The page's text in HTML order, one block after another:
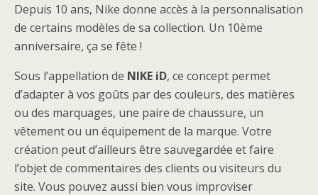
Depuis 10 ans, Nike donne accès à la personnalisation
de certains modèles de sa collection. Un 10ème
anniversaire, ça se fête !
Sous l’appellation de NIKE iD, ce concept permet
d’adapter à vos goûts par des couleurs, des matières
ou des marquages, une paire de chaussure, un
vêtement ou un équipement de la marque. Votre
création peut d’ailleurs être sauvegardée et faire
l’objet de commentaires des clients ou visiteurs du
site. Vous pouvez aussi bien vous improviser